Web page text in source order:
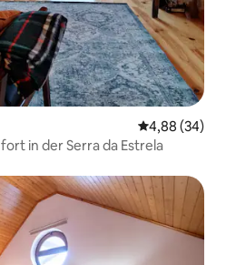
4,88 (34)
in der Serra da Estrela